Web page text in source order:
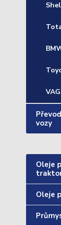
VAG
vozy
Oleje
Oleje